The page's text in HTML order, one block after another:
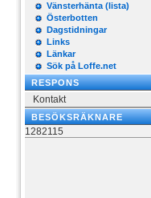
Vänsterhänta (lista)
Österbotten
Dagstidningar
Links
Länkar
Sök på Loffe.net
RESPONS
Kontakt
BESÖKSRÄKNARE
1282115